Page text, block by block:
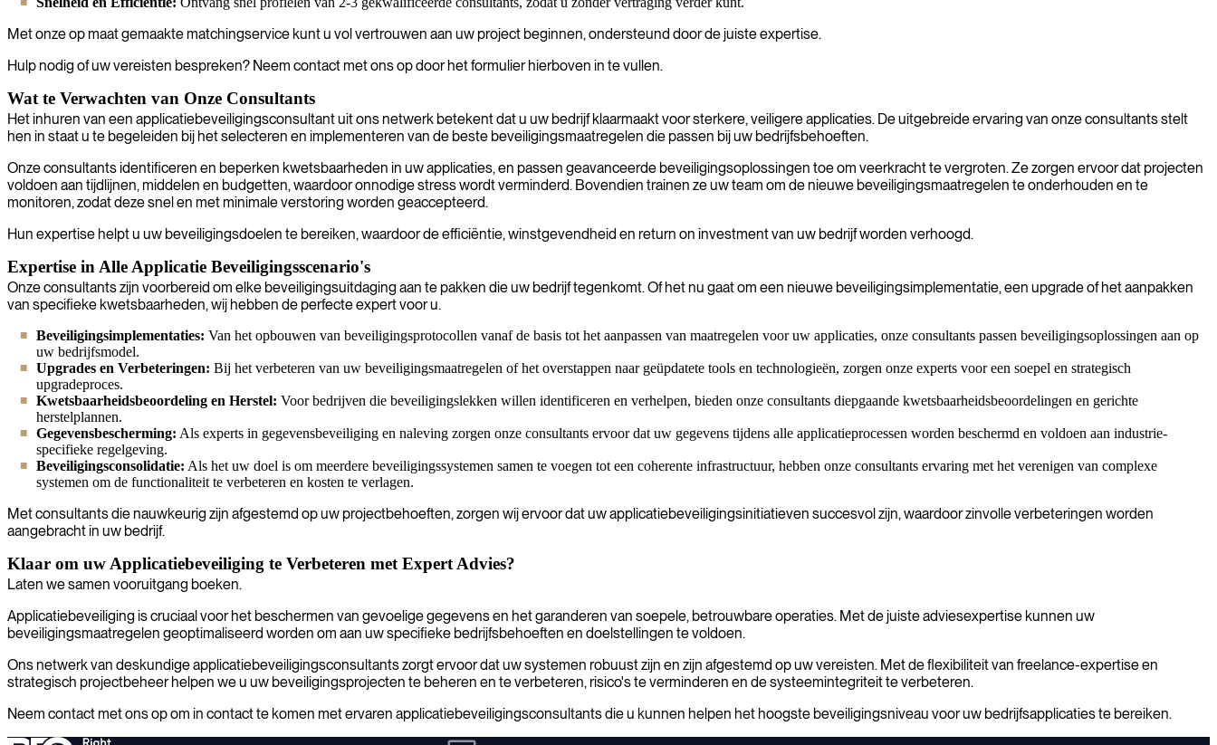
Met onze op maat gemaakte matchingservice kunt u vol vertrouwen aan uw project beginnen, ondersteund door de juiste expertise.
Hulp nodig of uw vereisten bespreken? Neem contact met ons op door het formulier hierboven in te vullen.
Wat te Verwachten van Onze Consultants
Het inhuren van een applicatiebeveiligingsconsultant uit ons netwerk betekent dat u uw bedrijf klaarmaakt voor sterkere, veiligere applicaties. De uitgebreide ervaring van onze consultants stelt
hen in staat u te begeleiden bij het selecteren en implementeren van de beste beveiligingsmaatregelen die passen bij uw bedrijfsbehoeften.
Onze consultants identificeren en beperken kwetsbaarheden in uw applicaties, en passen geavanceerde beveiligingsoplossingen toe om veerkracht te vergroten. Ze zorgen ervoor dat projecten
voldoen aan tijdlijnen, middelen en budgetten, waardoor onnodige stress wordt verminderd. Bovendien trainen ze uw team om de nieuwe beveiligingsmaatregelen te onderhouden en te
monitoren, zodat deze snel en met minimale verstoring worden geaccepteerd.
Hun expertise helpt u uw beveiligingsdoelen te bereiken, waardoor de efficiëntie, winstgevendheid en return on investment van uw bedrijf worden verhoogd.
Expertise in Alle Applicatie Beveiligingsscenario's
Onze consultants zijn voorbereid om elke beveiligingsuitdaging aan te pakken die uw bedrijf tegenkomt. Of het nu gaat om een nieuwe beveiligingsimplementatie, een upgrade of het aanpakken
van specifieke kwetsbaarheden, wij hebben de perfecte expert voor u.
Beveiligingsimplementaties: Van het opbouwen van beveiligingsprotocollen vanaf de basis tot het aanpassen van maatregelen voor uw applicaties, onze consultants passen beveiligingsoplossingen aan op
uw bedrijfsmodel.
Upgrades en Verbeteringen: Bij het verbeteren van uw beveiligingsmaatregelen of het overstappen naar geüpdatete tools en technologieën, zorgen onze experts voor een soepel en strategisch
upgradeproces.
Kwetsbaarheidsbeoordeling en Herstel: Voor bedrijven die beveiligingslekken willen identificeren en verhelpen, bieden onze consultants diepgaande kwetsbaarheidsbeoordelingen en gerichte
herstelplannen.
Gegevensbescherming: Als experts in gegevensbeveiliging en naleving zorgen onze consultants ervoor dat uw gegevens tijdens alle applicatieprocessen worden beschermd en voldoen aan industrie-
specifieke regelgeving.
Beveiligingsconsolidatie: Als het uw doel is om meerdere beveiligingssystemen samen te voegen tot een coherente infrastructuur, hebben onze consultants ervaring met het verenigen van complexe
systemen om de functionaliteit te verbeteren en kosten te verlagen.
Met consultants die nauwkeurig zijn afgestemd op uw projectbehoeften, zorgen wij ervoor dat uw applicatiebeveiligingsinitiatieven succesvol zijn, waardoor zinvolle verbeteringen worden
aangebracht in uw bedrijf.
Klaar om uw Applicatiebeveiliging te Verbeteren met Expert Advies?
Laten we samen vooruitgang boeken.
Applicatiebeveiliging is cruciaal voor het beschermen van gevoelige gegevens en het garanderen van soepele, betrouwbare operaties. Met de juiste adviesexpertise kunnen uw
beveiligingsmaatregelen geoptimaliseerd worden om aan uw specifieke bedrijfsbehoeften en doelstellingen te voldoen.
Ons netwerk van deskundige applicatiebeveiligingsconsultants zorgt ervoor dat uw systemen robuust zijn en zijn afgestemd op uw vereisten. Met de flexibiliteit van freelance-expertise en
strategisch projectbeheer helpen we u uw beveiligingsprojecten te beheren en te verbeteren, risico's te verminderen en de systeemintegriteit te verbeteren.
Neem contact met ons op om in contact te komen met ervaren applicatiebeveiligingsconsultants die u kunnen helpen het hoogste beveiligingsniveau voor uw bedrijfsapplicaties te bereiken.